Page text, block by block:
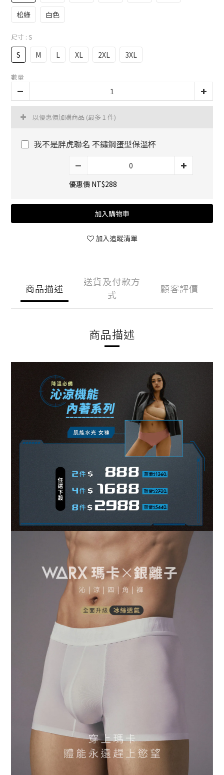
松綠
白色
尺寸 : S
S M L XL 2XL 3XL
數量
以優惠價加購商品 (最多 1 件)
我不是胖虎聯名 不鏽鋼蛋型保溫杯
優惠價 NT$288
加入購物車
加入追蹤清單
商品描述
送貨及付款方
式
顧客評價
商品描述